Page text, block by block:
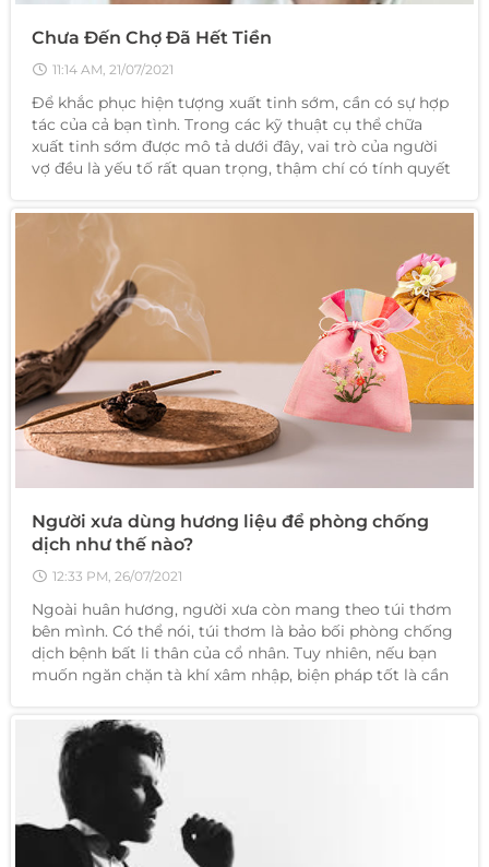
Chưa Đến Chợ Đã Hết Tiền
11:14 AM, 21/07/2021
Để khắc phục hiện tượng xuất tinh sớm, cần có sự hợp
tác của cả bạn tình. Trong các kỹ thuật cụ thể chữa
xuất tinh sớm được mô tả dưới đây, vai trò của người
vợ đều là yếu tố rất quan trọng, thậm chí có tính quyết
Người xưa dùng hương liệu để phòng chống
dịch như thế nào?
12:33 PM, 26/07/2021
Ngoài huân hương, người xưa còn mang theo túi thơm
bên mình. Có thể nói, túi thơm là bảo bối phòng chống
dịch bệnh bất li thân của cổ nhân. Tuy nhiên, nếu bạn
muốn ngăn chặn tà khí xâm nhập, biện pháp tốt là cần